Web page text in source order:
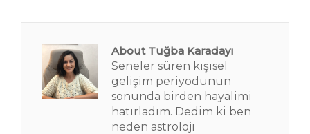
About Tuğba Karadayı
Seneler süren kişisel
gelişim periyodunun
sonunda birden hayalimi
hatırladım. Dedim ki ben
neden astroloji